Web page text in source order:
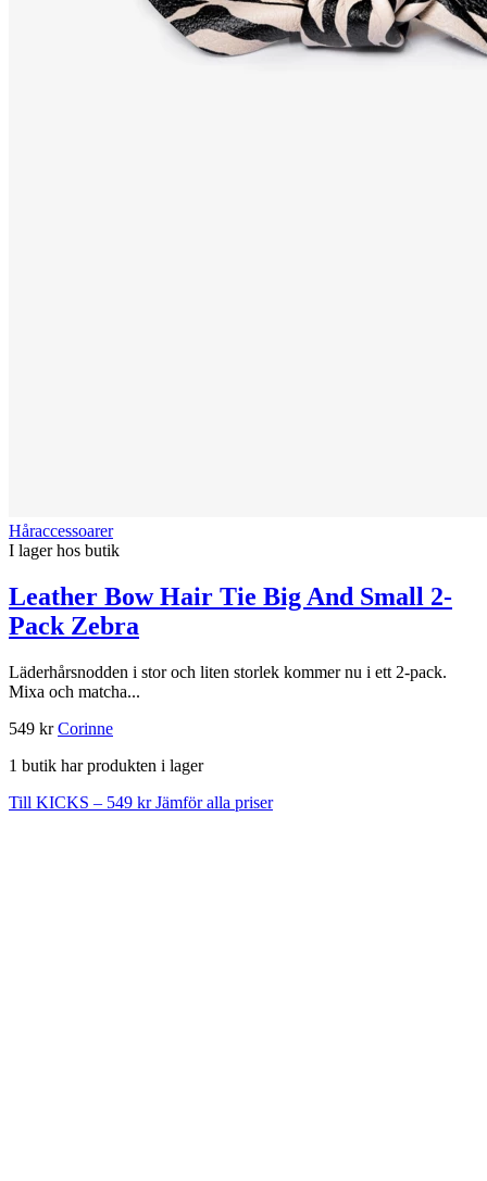
Håraccessoarer
I lager hos butik
Leather Bow Hair Tie Big And Small 2-
Pack Zebra
Läderhårsnodden i stor och liten storlek kommer nu i ett 2-pack.
Mixa och matcha...
549 krCorinne
1 butik har produkten i lager
Till KICKS – 549 krJämför alla priser